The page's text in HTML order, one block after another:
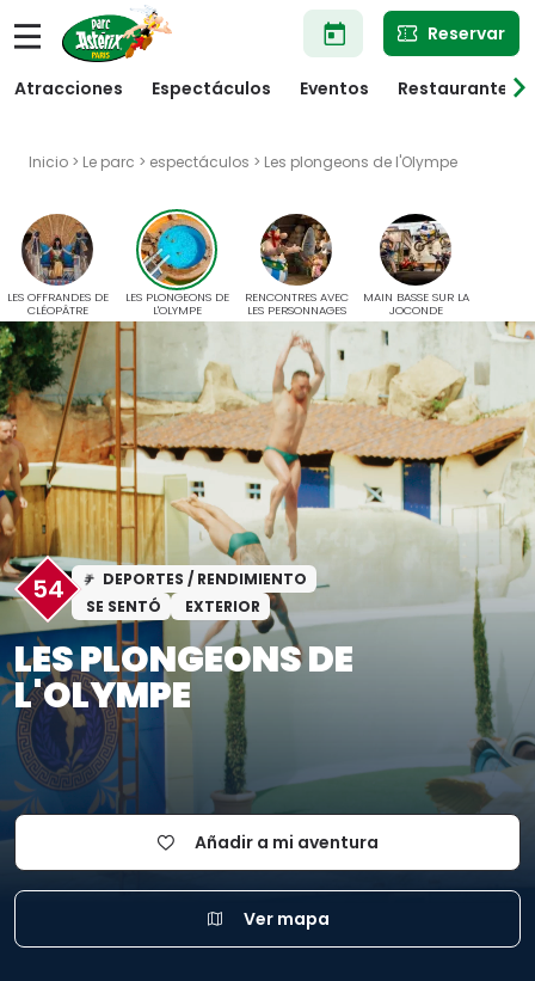
al
contenido
principal
Reservar
Atracciones Espectáculos Eventos Restaurantes
Inicio > Le parc > espectáculos > Les plongeons de l'Olympe
LES OFFRANDES DE
CLÉOPÂTRE
LES PLONGEONS DE
L'OLYMPE
RENCONTRES AVEC
LES PERSONNAGES
MAIN BASSE SUR LA
JOCONDE
54
DEPORTES / RENDIMIENTO
SE SENTÓ
EXTERIOR
LES PLONGEONS DE
L'OLYMPE
Añadir a mi aventura
Ver mapa